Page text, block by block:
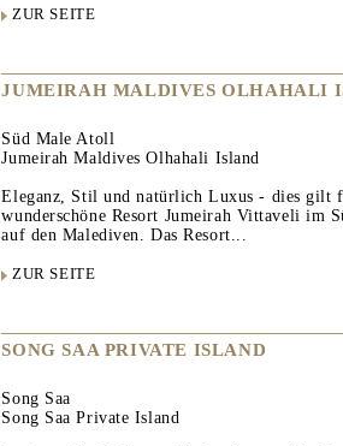
ZUR SEITE
JUMEIRAH MALDIVES OLHAHALI
Süd Male Atoll
Jumeirah Maldives Olhahali Island
Eleganz, Stil und natürlich Luxus - dies gilt
wunderschöne Resort Jumeirah Vittaveli im
auf den Malediven. Das Resort...
ZUR SEITE
SONG SAA PRIVATE ISLAND
Song Saa
Song Saa Private Island